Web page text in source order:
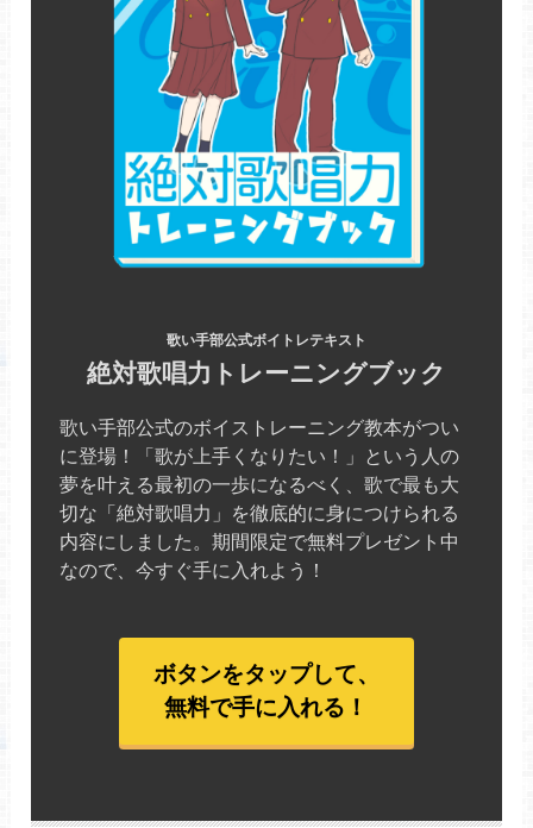
歌い手部公式ボイトレテキスト
絶対歌唱力トレーニングブック
歌い手部公式のボイストレーニング教本がつい
に登場！「歌が上手くなりたい！」という人の
夢を叶える最初の一歩になるべく、歌で最も大
切な「絶対歌唱力」を徹底的に身につけられる
内容にしました。期間限定で無料プレゼント中
なので、今すぐ手に入れよう！
ボタンをタップして、
無料で手に入れる！